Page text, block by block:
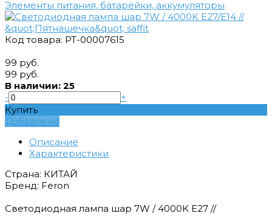
Элементы питания, батарейки, аккумуляторы
Код товара: РТ-00007615
99 руб.
99 руб.
В наличии: 25
-
+
Купить
Добавлено
Описание
Характеристики
Страна: КИТАЙ
Бренд: Feron
Светодиодная лампа шар 7W / 4000K E27 //